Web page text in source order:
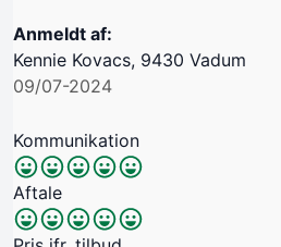
Anmeldt af:
Kennie Kovacs, 9430 Vadum
09/07-2024
Kommunikation
Aftale